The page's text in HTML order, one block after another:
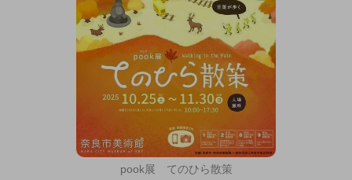
pook展 てのひら散策